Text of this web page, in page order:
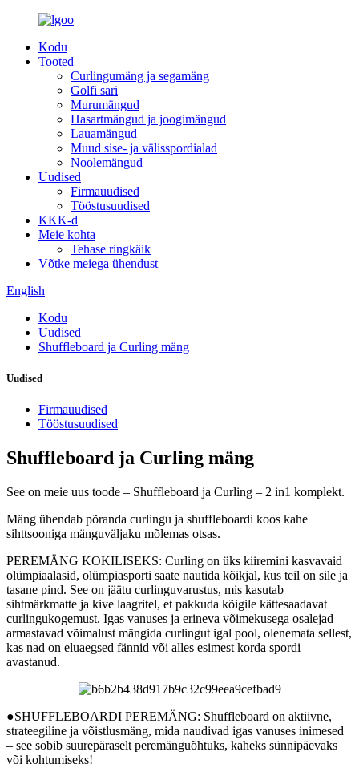
Kodu
Tooted
Curlingumäng ja segamäng
Golfi sari
Murumängud
Hasartmängud ja joogimängud
Lauamängud
Muud sise- ja välisspordialad
Noolemängud
Uudised
Firmauudised
Tööstusuudised
KKK-d
Meie kohta
Tehase ringkäik
Võtke meiega ühendust
English
Kodu
Uudised
Shuffleboard ja Curling mäng
Uudised
Firmauudised
Tööstusuudised
Shuffleboard ja Curling mäng
See on meie uus toode – Shuffleboard ja Curling – 2 in1 komplekt.
Mäng ühendab põranda curlingu ja shuffleboardi koos kahe
sihttsooniga mänguväljaku mõlemas otsas.
PEREMÄNG KOKILISEKS: Curling on üks kiiremini kasvavaid
olümpiaalasid, olümpiasporti saate nautida kõikjal, kus teil on sile ja
tasane pind. See on jäätu curlinguvarustus, mis kasutab
sihtmärkmatte ja kive laagritel, et pakkuda kõigile kättesaadavat
curlingukogemust. Igas vanuses ja erineva võimekusega osalejad
armastavad võimalust mängida curlingut igal pool, olenemata sellest,
kas nad on eluaegsed fännid või alles esimest korda spordi
avastanud.
●SHUFFLEBOARDI PEREMÄNG: Shuffleboard on aktiivne,
strateegiline ja võistlusmäng, mida naudivad igas vanuses inimesed
– see sobib suurepäraselt peremänguõhtuks, kaheks sünnipäevaks
või kohtumiseks!